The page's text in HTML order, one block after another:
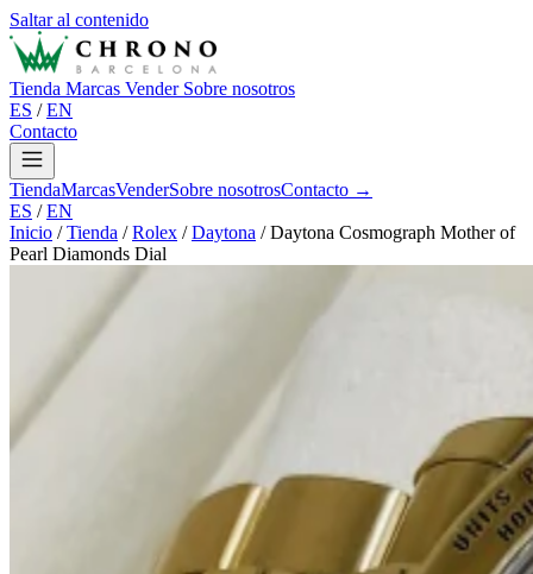
Saltar al contenido
Tienda Marcas Vender Sobre nosotros
ES / EN
Contacto
TiendaMarcasVenderSobre nosotrosContacto →
ES / EN
Inicio / Tienda / Rolex / Daytona / Daytona Cosmograph Mother of
Pearl Diamonds Dial